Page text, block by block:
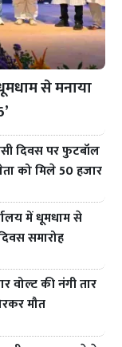
से मनाया
दिवस पर फुटबॉल
को मिले 50 हजार
में धूमधाम से
समारोह
वोल्ट की नंगी तार
मौत